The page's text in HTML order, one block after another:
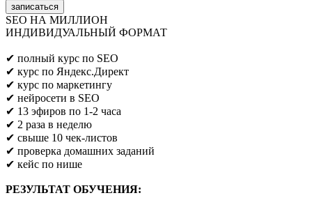
записаться
SEO НА МИЛЛИОН
ИНДИВИДУАЛЬНЫЙ ФОРМАТ
✔ полный курс по SEO
✔ курс по Яндекс.Директ
✔ курс по маркетингу
✔ нейросети в SEO
✔ 13 эфиров по 1-2 часа
✔ 2 раза в неделю
✔ свыше 10 чек-листов
✔ проверка домашних заданий
✔ кейс по нише
РЕЗУЛЬТАТ ОБУЧЕНИЯ: